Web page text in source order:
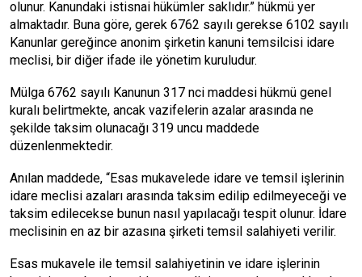
olunur. Kanundaki istisnai hükümler saklıdır.” hükmü yer
almaktadır. Buna göre, gerek 6762 sayılı gerekse 6102 sayılı
Kanunlar gereğince anonim şirketin kanuni temsilcisi idare
meclisi, bir diğer ifade ile yönetim kuruludur.
Mülga 6762 sayılı Kanunun 317 nci maddesi hükmü genel
kuralı belirtmekte, ancak vazifelerin azalar arasında ne
şekilde taksim olunacağı 319 uncu maddede
düzenlenmektedir.
Anılan maddede, “Esas mukavelede idare ve temsil işlerinin
idare meclisi azaları arasında taksim edilip edilmeyeceği ve
taksim edilecekse bunun nasıl yapılacağı tespit olunur. İdare
meclisinin en az bir azasına şirketi temsil salahiyeti verilir.
Esas mukavele ile temsil salahiyetinin ve idare işlerinin